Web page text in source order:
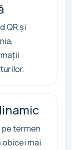
QR și
termen
obicei mai